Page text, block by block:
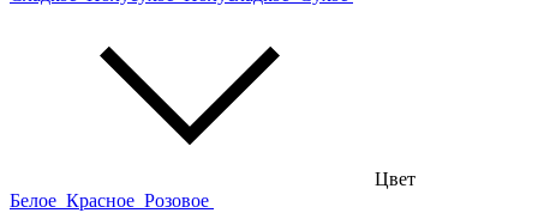
Цвет
Белое Красное Розовое